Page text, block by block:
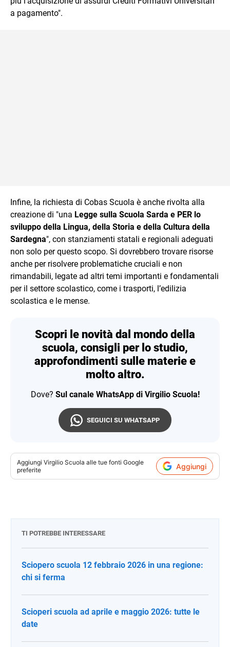
a pagamento".
Infine, la richiesta di Cobas Scuola è anche rivolta alla
creazione di "una Legge sulla Scuola Sarda e PER lo
sviluppo della Lingua, della Storia e della Cultura della
Sardegna", con stanziamenti statali e regionali adeguati
non solo per questo scopo. Si dovrebbero trovare risorse
anche per risolvere problematiche cruciali e non
rimandabili, legate ad altri temi importanti e fondamentali
per il settore scolastico, come i trasporti, l’edilizia
scolastica e le mense.
Scopri le novità dal mondo della
scuola, consigli per lo studio,
approfondimenti sulle materie e
molto altro.
Dove? Sul canale WhatsApp di Virgilio Scuola!
SEGUICI SU WHATSAPP
Aggiungi Virgilio Scuola alle tue fonti Google
preferite
Aggiungi
TI POTREBBE INTERESSARE
Sciopero scuola 12 febbraio 2026 in una regione:
chi si ferma
Scioperi scuola ad aprile e maggio 2026: tutte le
date